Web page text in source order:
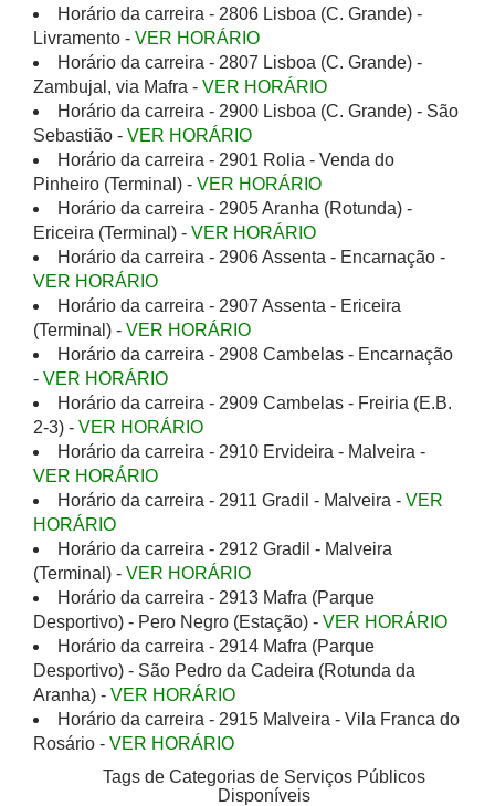
Horário da carreira - 2806 Lisboa (C. Grande) -
Livramento - VER HORÁRIO
Horário da carreira - 2807 Lisboa (C. Grande) -
Zambujal, via Mafra - VER HORÁRIO
Horário da carreira - 2900 Lisboa (C. Grande) - São
Sebastião - VER HORÁRIO
Horário da carreira - 2901 Rolia - Venda do
Pinheiro (Terminal) - VER HORÁRIO
Horário da carreira - 2905 Aranha (Rotunda) -
Ericeira (Terminal) - VER HORÁRIO
Horário da carreira - 2906 Assenta - Encarnação -
VER HORÁRIO
Horário da carreira - 2907 Assenta - Ericeira
(Terminal) - VER HORÁRIO
Horário da carreira - 2908 Cambelas - Encarnação
- VER HORÁRIO
Horário da carreira - 2909 Cambelas - Freiria (E.B.
2-3) - VER HORÁRIO
Horário da carreira - 2910 Ervideira - Malveira -
VER HORÁRIO
Horário da carreira - 2911 Gradil - Malveira - VER
HORÁRIO
Horário da carreira - 2912 Gradil - Malveira
(Terminal) - VER HORÁRIO
Horário da carreira - 2913 Mafra (Parque
Desportivo) - Pero Negro (Estação) - VER HORÁRIO
Horário da carreira - 2914 Mafra (Parque
Desportivo) - São Pedro da Cadeira (Rotunda da
Aranha) - VER HORÁRIO
Horário da carreira - 2915 Malveira - Vila Franca do
Rosário - VER HORÁRIO
Tags de Categorias de Serviços Públicos
Disponíveis